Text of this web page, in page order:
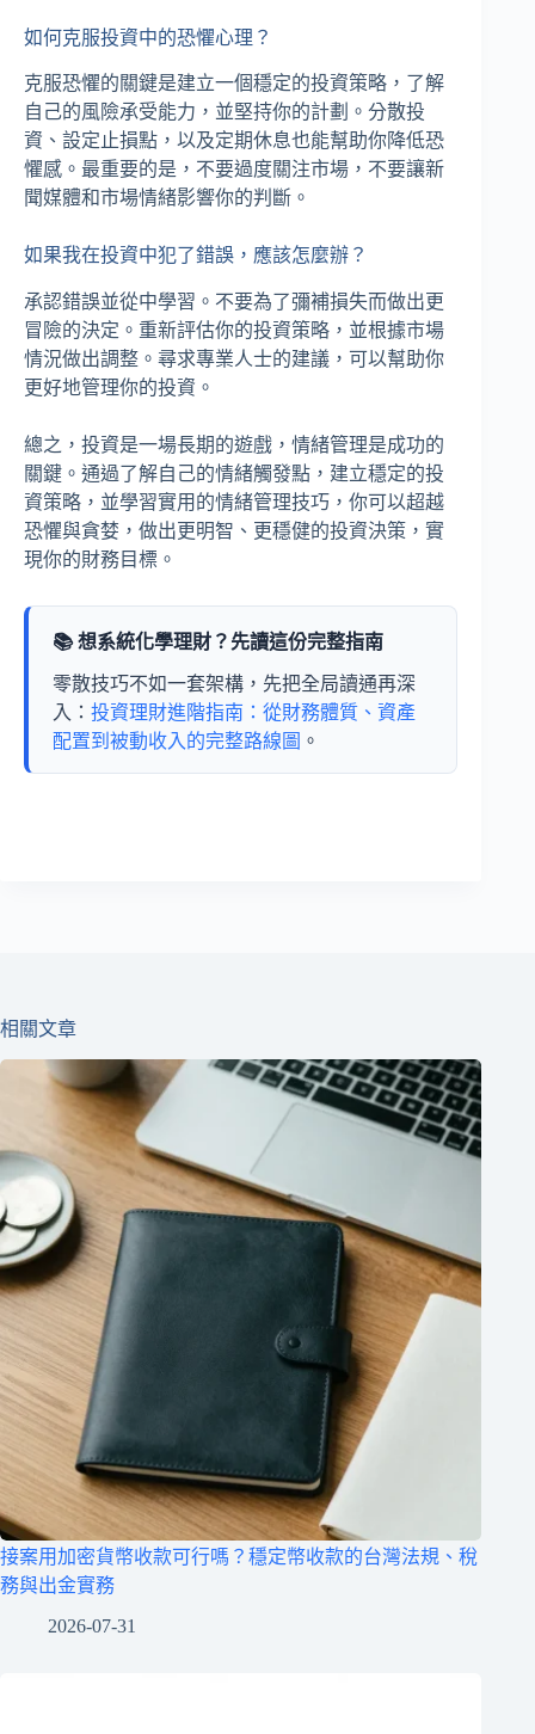
如何克服投資中的恐懼心理？
克服恐懼的關鍵是建立一個穩定的投資策略，了解
自己的風險承受能力，並堅持你的計劃。分散投
資、設定止損點，以及定期休息也能幫助你降低恐
懼感。最重要的是，不要過度關注市場，不要讓新
聞媒體和市場情緒影響你的判斷。
如果我在投資中犯了錯誤，應該怎麼辦？
承認錯誤並從中學習。不要為了彌補損失而做出更
冒險的決定。重新評估你的投資策略，並根據市場
情況做出調整。尋求專業人士的建議，可以幫助你
更好地管理你的投資。
總之，投資是一場長期的遊戲，情緒管理是成功的
關鍵。通過了解自己的情緒觸發點，建立穩定的投
資策略，並學習實用的情緒管理技巧，你可以超越
恐懼與貪婪，做出更明智、更穩健的投資決策，實
現你的財務目標。
📚 想系統化學理財？先讀這份完整指南
零散技巧不如一套架構，先把全局讀通再深
入： 投資理財進階指南：從財務體質、資產
配置到被動收入的完整路線圖 。
相關文章
接案用加密貨幣收款可行嗎？穩定幣收款的台灣法規、稅
務與出金實務
2026-07-31